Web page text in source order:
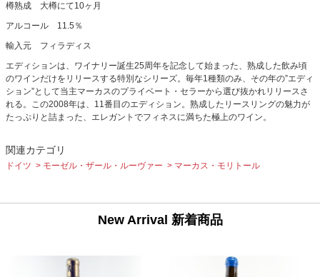
樽熟成 大樽にて10ヶ月
アルコール 11.5％
輸入元 フィラディス
エディションは、ワイナリー誕生25周年を記念して始まった、熟成した飲み頃
のワインだけをリリースする特別なシリーズ。毎年1種類のみ、その年の”エディ
ション”として当主マーカスのプライベート・セラーから選び抜かれリリースさ
れる。この2008年は、11番目のエディション。熟成したリースリングの魅力が
たっぷりと詰まった、エレガントでフィネスに満ちた極上のワイン。
関連カテゴリ
ドイツ モーゼル・ザール・ルーヴァー マーカス・モリトール
New Arrival 新着商品